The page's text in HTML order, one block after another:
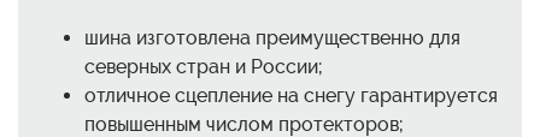
шина изготовлена преимущественно для
северных стран и России;
отличное сцепление на снегу гарантируется
повышенным числом протекторов;